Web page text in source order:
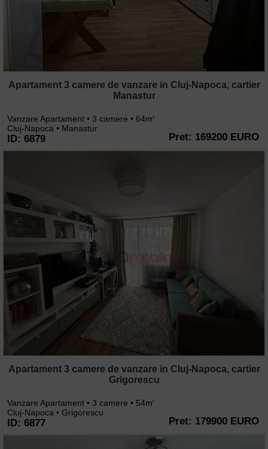
Apartament 3 camere de vanzare in Cluj-Napoca, cartier
Manastur
Vanzare Apartament • 3 camere • 64m2
Cluj-Napoca • Manastur
ID: 6879 Pret: 169200 EURO
Apartament 3 camere de vanzare in Cluj-Napoca, cartier
Grigorescu
Vanzare Apartament • 3 camere • 54m2
Cluj-Napoca • Grigorescu
ID: 6877 Pret: 179900 EURO